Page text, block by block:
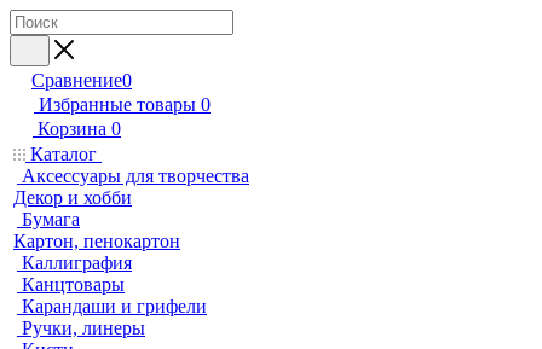
Сравнение0
Избранные товары 0
Корзина 0
Каталог
Аксессуары для творчества
Декор и хобби
Бумага
Картон, пенокартон
Каллиграфия
Канцтовары
Карандаши и грифели
Ручки, линеры